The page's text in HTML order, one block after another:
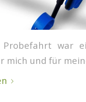
war
mich und für